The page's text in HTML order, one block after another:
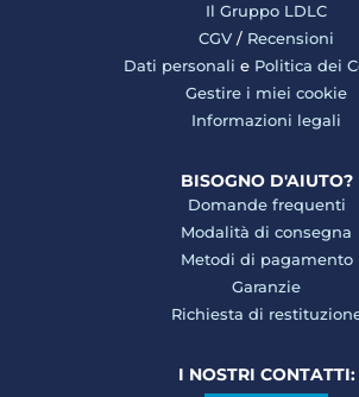
Il Gruppo LDLC
CGV / Recensioni
Dati personali e Politica dei
Gestire i miei cookie
Informazioni legali
BISOGNO D'AIUTO?
Domande frequenti
Modalità di consegna
Metodi di pagamento
Garanzie
Richiesta di
I NOSTRI CONTATTI: